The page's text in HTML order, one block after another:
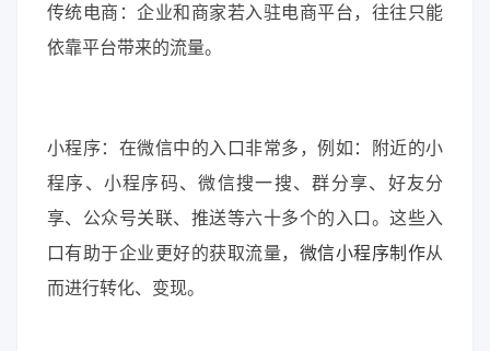
传统电商：企业和商家若入驻电商平台，往往只能
依靠平台带来的流量。
小程序：在微信中的入口非常多，例如：附近的小
程序、小程序码、微信搜一搜、群分享、好友分
享、公众号关联、推送等六十多个的入口。这些入
口有助于企业更好的获取流量， 微信小程序制作从
而进行转化、变现。